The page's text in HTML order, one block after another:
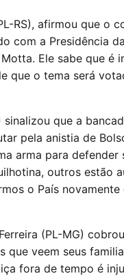
RS), afirmou que o
com a Presidência
Ele sabe que é
que o tema será
que a
pela anistia de
arma para
outros estão
o País
(PL-MG)
que veem seus
fora de tempo é